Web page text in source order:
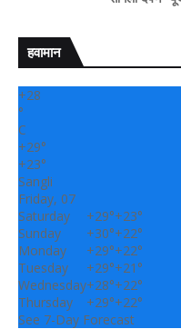
हवामान
+28
°
C
+29°
+23°
Sangli
Friday, 07
Saturday
+29°+23°
Sunday
+30°+22°
Monday
+29°+22°
Tuesday
+29°+21°
Wednesday+28°+22°
Thursday
+29°+22°
See 7-Day Forecast